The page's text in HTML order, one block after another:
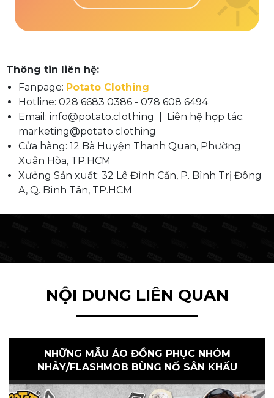
Thông tin liên hệ:
Fanpage: Potato Clothing
Hotline: 028 6683 0386 - 078 608 6494
Email: info@potato.clothing | Liên hệ hợp tác:
marketing@potato.clothing
Cửa hàng: 12 Bà Huyện Thanh Quan, Phường
Xuân Hòa, TP.HCM
Xưởng Sản xuất: 32 Lê Đình Cẩn, P. Bình Trị Đông
A, Q. Bình Tân, TP.HCM
NỘI DUNG LIÊN QUAN
NHỮNG MẪU ÁO ĐỒNG PHỤC NHÓM
NHẢY/FLASHMOB BÙNG NỔ SÂN KHẤU